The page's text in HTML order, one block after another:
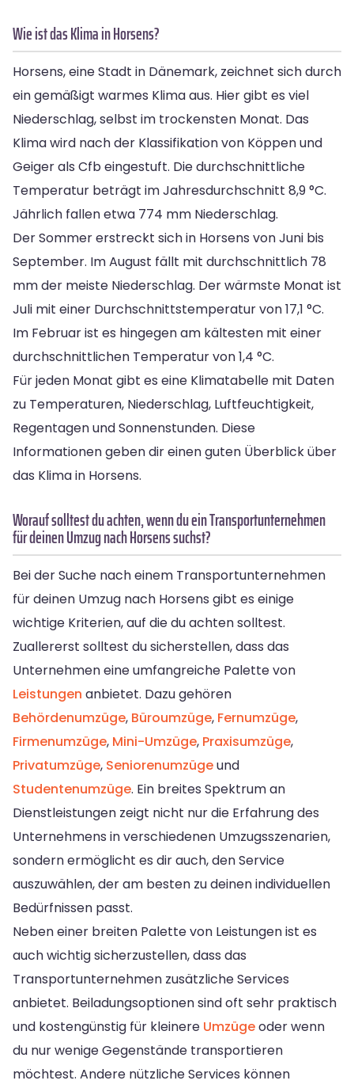
Wie ist das Klima in Horsens?
Horsens, eine Stadt in Dänemark, zeichnet sich durch
ein gemäßigt warmes Klima aus. Hier gibt es viel
Niederschlag, selbst im trockensten Monat. Das
Klima wird nach der Klassifikation von Köppen und
Geiger als Cfb eingestuft. Die durchschnittliche
Temperatur beträgt im Jahresdurchschnitt 8,9 °C.
Jährlich fallen etwa 774 mm Niederschlag.
Der Sommer erstreckt sich in Horsens von Juni bis
September. Im August fällt mit durchschnittlich 78
mm der meiste Niederschlag. Der wärmste Monat ist
Juli mit einer Durchschnittstemperatur von 17,1 °C.
Im Februar ist es hingegen am kältesten mit einer
durchschnittlichen Temperatur von 1,4 °C.
Für jeden Monat gibt es eine Klimatabelle mit Daten
zu Temperaturen, Niederschlag, Luftfeuchtigkeit,
Regentagen und Sonnenstunden. Diese
Informationen geben dir einen guten Überblick über
das Klima in Horsens.
Worauf solltest du achten, wenn du ein Transportunternehmen
für deinen Umzug nach Horsens suchst?
Bei der Suche nach einem Transportunternehmen
für deinen Umzug nach Horsens gibt es einige
wichtige Kriterien, auf die du achten solltest.
Zuallererst solltest du sicherstellen, dass das
Unternehmen eine umfangreiche Palette von
Leistungen anbietet. Dazu gehören
Behördenumzüge, Büroumzüge, Fernumzüge,
Firmenumzüge, Mini-Umzüge, Praxisumzüge,
Privatumzüge, Seniorenumzügeund
Studentenumzüge. Ein breites Spektrum an
Dienstleistungen zeigt nicht nur die Erfahrung des
Unternehmens in verschiedenen Umzugsszenarien,
sondern ermöglicht es dir auch, den Service
auszuwählen, der am besten zu deinen individuellen
Bedürfnissen passt.
Neben einer breiten Palette von Leistungen ist es
auch wichtig sicherzustellen, dass das
Transportunternehmen zusätzliche Services
anbietet. Beiladungsoptionen sind oft sehr praktisch
und kostengünstig für kleinere Umzügeoder wenn
du nur wenige Gegenstände transportieren
möchtest. Andere nützliche Services können